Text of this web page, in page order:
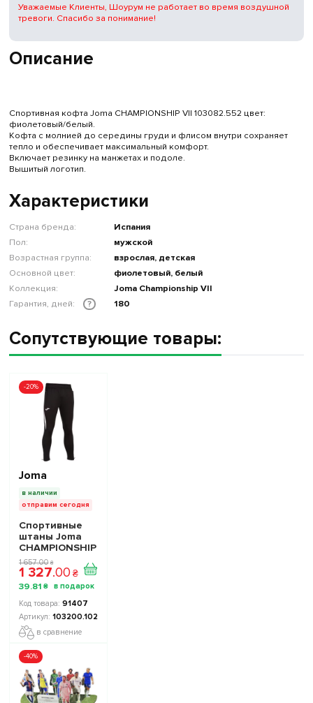
Описание
Спортивная кофта Joma CHAMPIONSHIP VII 103082.552 цвет:
фиолетовый/белый.
Кофта с молнией до середины груди и флисом внутри сохраняет
тепло и обеспечивает максимальный комфорт.
Включает резинку на манжетах и ​​подоле.
Вышитый логотип.
Характеристики
Страна бренда:
Испания
Пол:
мужской
Возрастная группа:
взрослая, детская
Основной цвет:
фиолетовый, белый
Коллекция:
Joma Championship VII
Гарантия, дней:
? 180
Уважаемые Клиенты, Шоурум не работает во время воздушной
тревоги. Спасибо за понимание!
Сопутствующие товары:
-20%
Joma
в наличии
отправим сегодня
Спортивные
штаны Joma
CHAMPIONSHIP
VII 103200.102
цвет: черный/
белый
1 657.00 ₴
1 327.00 ₴
39.81 ₴
91407
103200.102
в сравнение
-40%